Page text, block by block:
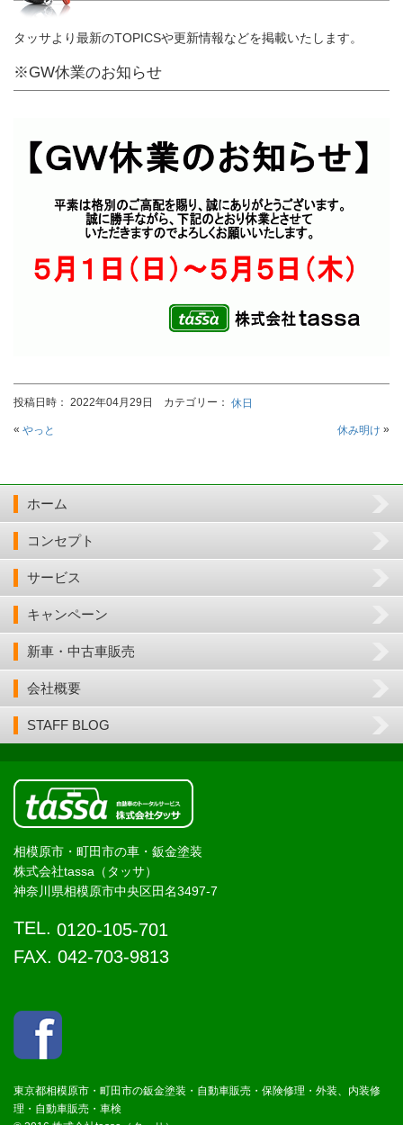
タッサより最新のTOPICSや更新情報などを掲載いたします。
※GW休業のお知らせ
投稿日時： 2022年04月29日 カテゴリー： 休日
« やっと 休み明け »
ホーム
コンセプト
サービス
キャンペーン
新車・中古車販売
会社概要
STAFF BLOG
相模原市・町田市の車・鈑金塗装
株式会社tassa（タッサ）
神奈川県相模原市中央区田名3497-7
TEL. 0120-105-701
FAX. 042-703-9813
東京都相模原市・町田市の鈑金塗装・自動車販売・保険修理・外装、内装修
理・自動車販売・車検